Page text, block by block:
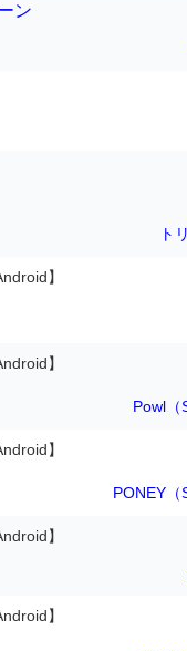
ン
ト
】
】
Powl（
】
PONEY（
】
】